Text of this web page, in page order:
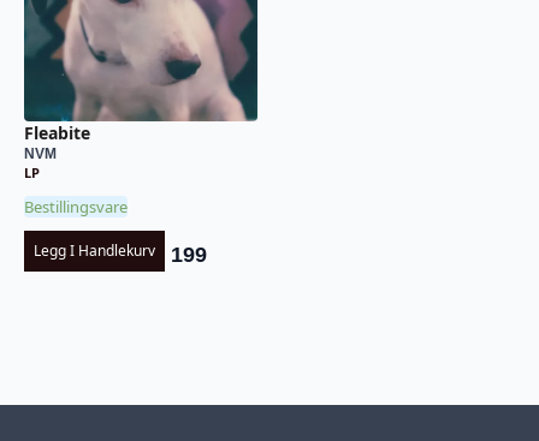
Fleabite
NVM
LP
Bestillingsvare
Legg I Handlekurv 199